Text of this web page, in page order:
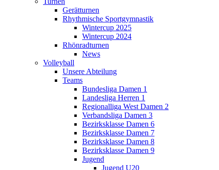
Gerätturnen
Rhythmische Sportgymnastik
Wintercup 2025
Wintercup 2024
Rhönradturnen
News
Volleyball
Unsere Abteilung
Teams
Bundesliga Damen 1
Landesliga Herren 1
Regionalliga West Damen 2
Verbandsliga Damen 3
Bezirksklasse Damen 6
Bezirksklasse Damen 7
Bezirksklasse Damen 8
Bezirksklasse Damen 9
Jugend
Jugend U20